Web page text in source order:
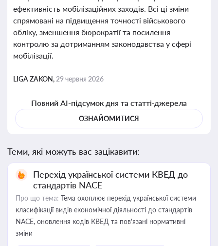
ефективність мобілізаційних заходів. Всі ці зміни
спрямовані на підвищення точності військового
обліку, зменшення бюрократії та посилення
контролю за дотриманням законодавства у сфері
мобілізації.
LIGA ZAKON, 29 червня 2026
Повний AI-підсумок дня та статті-джерела
ОЗНАЙОМИТИСЯ
Теми, які можуть вас зацікавити:
Перехід української системи КВЕД до
стандартів NACE
Про що тема: Тема охоплює перехід української системи
класифікації видів економічної діяльності до стандартів
NACE, оновлення кодів КВЕД та пов'язані нормативні
зміни